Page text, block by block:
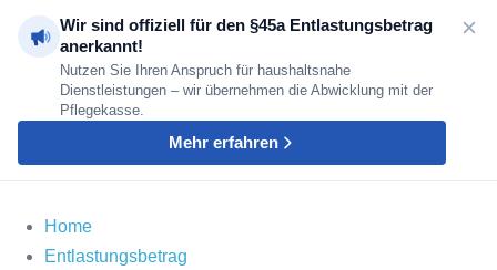
Inhalt
springen
Wir sind offiziell für den §45a Entlastungsbetrag
anerkannt!
Nutzen Sie Ihren Anspruch für haushaltsnahe
Dienstleistungen – wir übernehmen die Abwicklung mit der
Pflegekasse.
Mehr erfahren
Home
Entlastungsbetrag